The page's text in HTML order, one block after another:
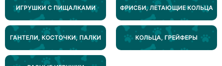
ИГРУШКИ С ПИЩАЛКАМИ ФРИСБИ, ЛЕТАЮЩИЕ КОЛЬЦА
ГАНТЕЛИ, КОСТОЧКИ, ПАЛКИ КОЛЬЦА, ГРЕЙФЕРЫ